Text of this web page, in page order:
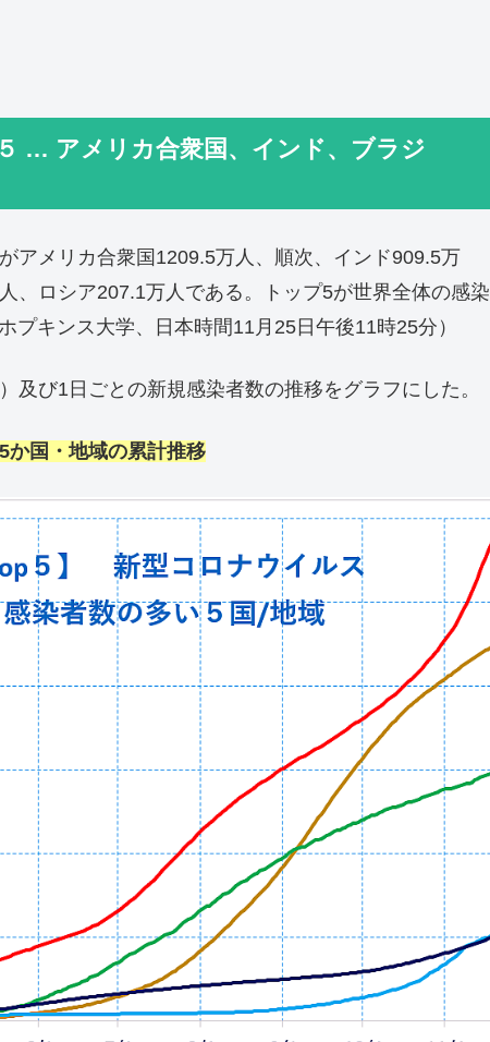
… アメリカ合衆国、インド、ブラジ
アメリカ合衆国1209.5万人、順次、インド909.5万
、ロシア207.1万人である。トップ5が世界全体の感染
キンス大学、日本時間11月25日午後11時25分）
及び1日ごとの新規感染者数の推移をグラフにした。
か国・地域の累計推移